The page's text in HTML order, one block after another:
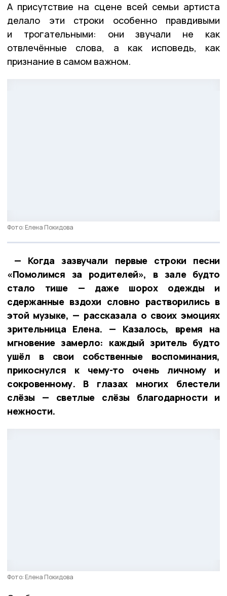
А присутствие на сцене всей семьи артиста
делало эти строки особенно правдивыми
и трогательными: они звучали не как
отвлечённые слова, а как исповедь, как
признание в самом важном.
Фото: Елена Покидова
— Когда зазвучали первые строки песни
«Помолимся за родителей», в зале будто
стало тише — даже шорох одежды и
сдержанные вздохи словно растворились в
этой музыке, — рассказала о своих эмоциях
зрительница Елена. — Казалось, время на
мгновение замерло: каждый зритель будто
ушёл в свои собственные воспоминания,
прикоснулся к чему-то очень личному и
сокровенному. В глазах многих блестели
слёзы — светлые слёзы благодарности и
нежности.
Фото: Елена Покидова